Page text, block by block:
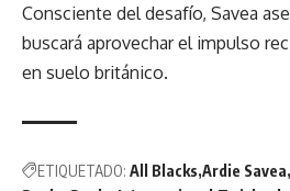
Consciente del desafío, Savea
buscará aprovechar el impulso
en suelo británico.
ETIQUETADO: All Blacks Ardie Savea